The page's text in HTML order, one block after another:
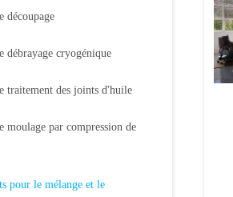
découpage
débrayage cryogénique
traitement des joints d'huile
moulage par compression de
pour le mélange et le